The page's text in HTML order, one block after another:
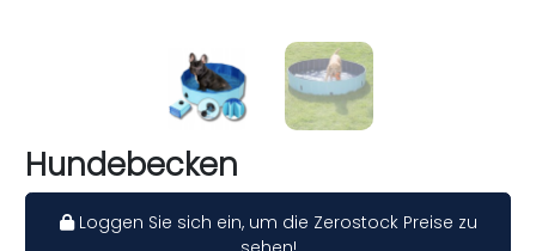
Hundebecken
Loggen Sie sich ein, um die Zerostock Preise zu